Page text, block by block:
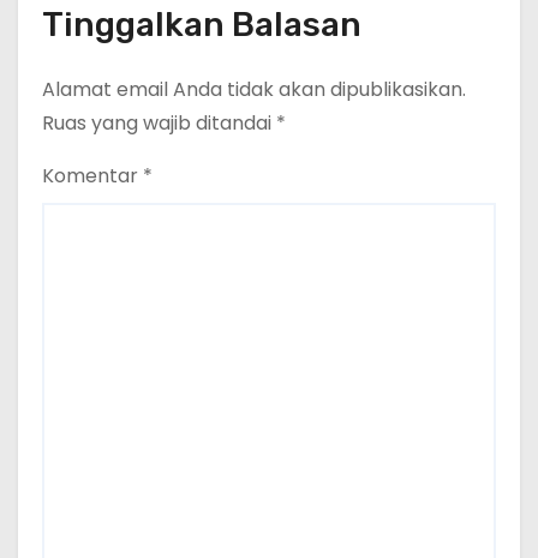
Cakrawala Tv Meminta Pemda
Lamsel Bertindak
Tinggalkan Balasan
Alamat email Anda tidak akan dipublikasikan.
Ruas yang wajib ditandai *
Komentar *